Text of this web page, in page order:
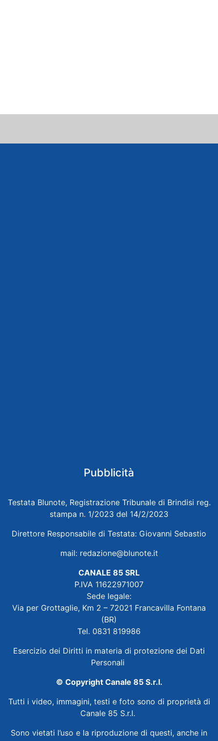
Pubblicità
Testata Blunote, Registrazione Tribunale di Brindisi reg.
stampa n. 1/2023 del 14/2/2023
Direttore Responsabile di Testata: Giovanni Sebastio
mail: redazione@blunote.it
CANALE 85 SRL
P.IVA 11622971007
Sede legale:
Via per Grottaglie, Km 2 – 72021 Francavilla Fontana
(BR)
Tel. 0831 819986
Esercizio dei Diritti in materia di protezione dei Dati
Personali
© Copyright Canale 85 S.r.l.
Tutti i video, immagini, testi e foto sono di proprietà di
Canale 85 S.r.l.
Sono vietati l’uso e la riproduzione di questi, anche in